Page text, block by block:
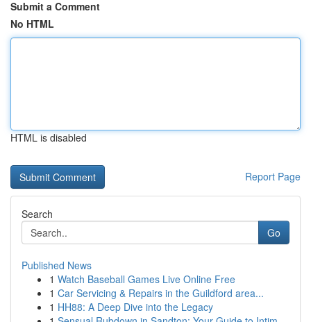
Submit a Comment
No HTML
HTML is disabled
Report Page
Search
Go
Published News
1 Watch Baseball Games Live Online Free
1 Car Servicing & Repairs in the Guildford area...
1 HH88: A Deep Dive into the Legacy